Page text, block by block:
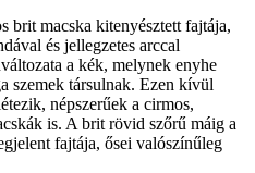
brit macska kitenyésztett fajtája,
és jellegzetes arccal
a kék, melynek enyhe
szemek társulnak. Ezen kívül
népszerűek a cirmos,
is. A brit rövid szőrű máig a
fajtája, ősei valószínűleg